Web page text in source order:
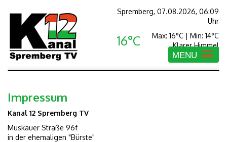
Spremberg, 07.08.2026, 06:09
Uhr
16°C
Max: 16°C | Min: 14°C
Klarer Himmel
Toggle
navigation
MENU
Impressum
Kanal 12 Spremberg TV
Muskauer Straße 96f
in der ehemaligen "Bürste"